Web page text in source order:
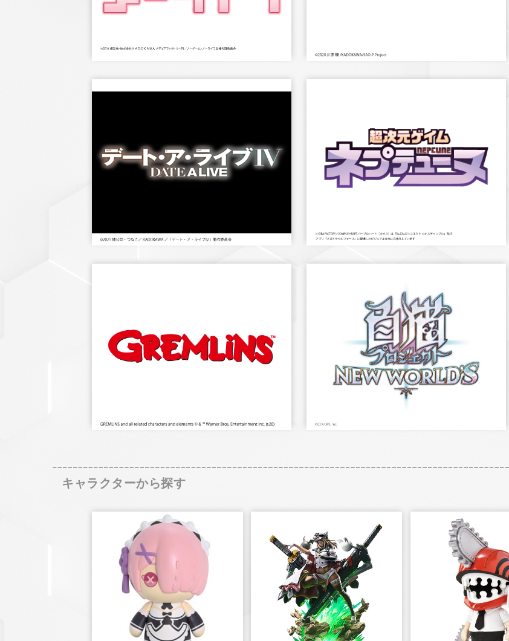
キャラクターから探す